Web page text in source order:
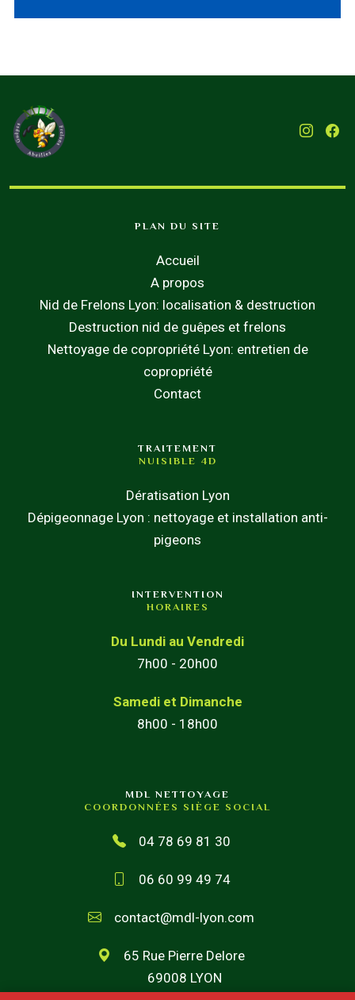
PLAN DU SITE
Accueil
A propos
Nid de Frelons Lyon: localisation & destruction
Destruction nid de guêpes et frelons
Nettoyage de copropriété Lyon: entretien de
copropriété
Contact
TRAITEMENT
NUISIBLE 4D
Dératisation Lyon
Dépigeonnage Lyon : nettoyage et installation anti-
pigeons
INTERVENTION
HORAIRES
Du Lundi au Vendredi
7h00 - 20h00
Samedi et Dimanche
8h00 - 18h00
MDL NETTOYAGE
COORDONNÉES SIÈGE SOCIAL
04 78 69 81 30
06 60 99 49 74
contact@mdl-lyon.com
65 Rue Pierre Delore
69008 LYON